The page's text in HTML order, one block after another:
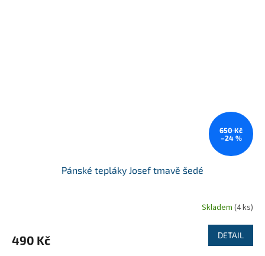
650 Kč
–24 %
Pánské tepláky Josef tmavě šedé
Skladem (4 ks)
490 Kč DETAIL